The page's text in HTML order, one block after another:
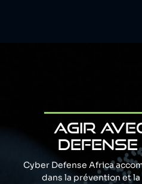
AGIR
Cyber Defense Africa
dans la prévention et